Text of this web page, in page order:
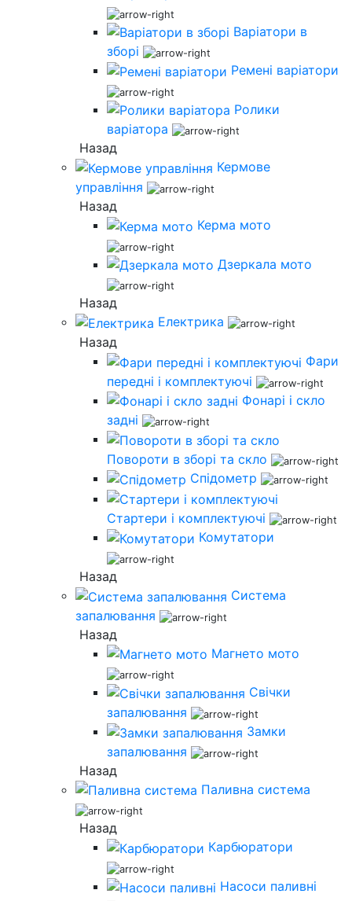
Варіатори в
зборі
Ремені варіатори
Ролики
варіатора
Назад
Кермове
управління
Назад
Керма мото
Дзеркала мото
Назад
Електрика
Назад
Фари
передні і комплектуючі
Фонарі і скло
задні
Повороти в зборі та скло
Спідометр
Стартери і комплектуючі
Комутатори
Назад
Система
запалювання
Назад
Магнето мото
Свічки
запалювання
Замки
запалювання
Назад
Паливна система
Назад
Карбюратори
Насоси паливні